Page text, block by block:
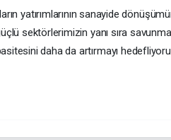
yatırımlarının sanayide
sektörlerimizin yanı sıra
daha da artırmayı